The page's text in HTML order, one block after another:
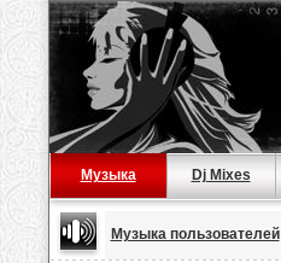
Музыка Dj Mixes
Музыка пользователей